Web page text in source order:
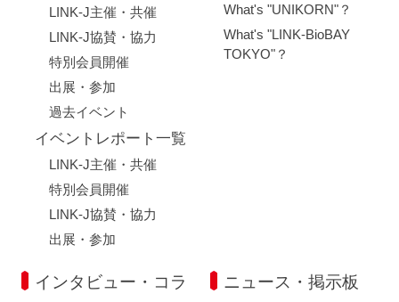
LINK-J主催・共催
LINK-J協賛・協力
特別会員開催
出展・参加
過去イベント
イベントレポート一覧
LINK-J主催・共催
特別会員開催
LINK-J協賛・協力
出展・参加
What's "UNIKORN"？
What's "LINK-BioBAY
TOKYO"？
インタビュー・コラ
ニュース・掲示板